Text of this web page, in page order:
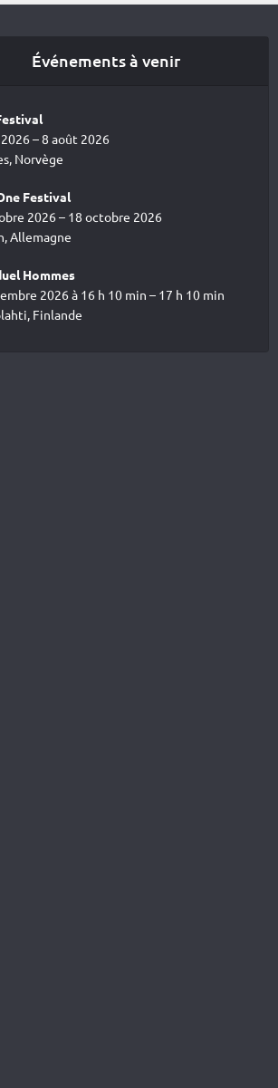
Événements à venir
– 8 août 2026
Norvège
Festival
2026 – 18 octobre 2026
Allemagne
Hommes
2026 à 16 h 10 min – 17 h 10 min
Finlande